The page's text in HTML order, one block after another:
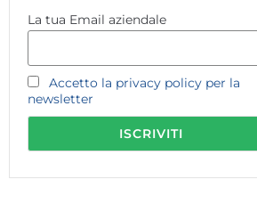
La tua Email aziendale
Accetto la privacy policy per la
newsletter